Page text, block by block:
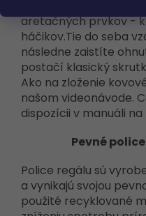
aretačných prvkov -
háčikov.Tie do seba
následne zaistíte
postačí klasický
Ako na zloženie
našom videonávode.
dispozícii v manuáli
Pevné
Police regálu sú
a vynikajú svojou
použité recyklované